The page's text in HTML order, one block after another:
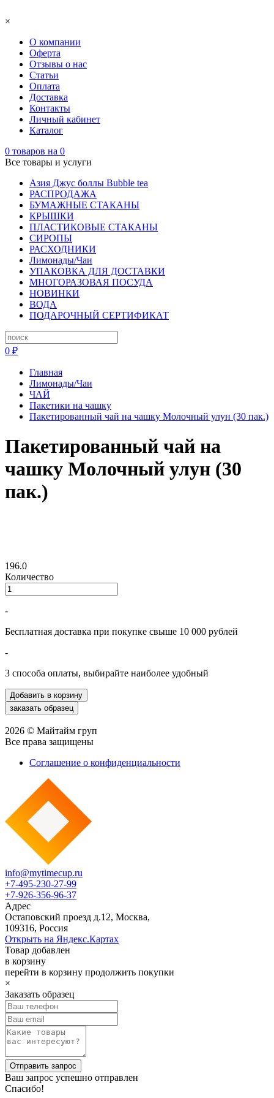
×
О компании
Оферта
Отзывы о нас
Статьи
Оплата
Доставка
Контакты
Личный кабинет
Каталог
0 товаров на 0
Все товары и услуги
Азия Джус боллы Bubble tea
РАСПРОДАЖА
БУМАЖНЫЕ СТАКАНЫ
КРЫШКИ
ПЛАСТИКОВЫЕ СТАКАНЫ
СИРОПЫ
РАСХОДНИКИ
Лимонады/Чаи
УПАКОВКА ДЛЯ ДОСТАВКИ
МНОГОРАЗОВАЯ ПОСУДА
НОВИНКИ
ВОДА
ПОДАРОЧНЫЙ СЕРТИФИКАТ
0 ₽
Главная
Лимонады/Чаи
ЧАЙ
Пакетики на чашку
Пакетированный чай на чашку Молочный улун (30 пак.)
Пакетированный чай на
чашку Молочный улун (30
пак.)
196.0
Количество
-
Бесплатная доставка при покупке свыше 10 000 рублей
-
3 способа оплаты, выбирайте наиболее удобный
2026 © Майтайм груп
Все права защищены
Соглашение о конфиденциальности
info@mytimecup.ru
+7-495-230-27-99
+7-926-356-96-37
Адрес
Остаповский проезд д.12, Москва,
109316, Россия
Открыть на Яндекс.Картах
Товар добавлен
в корзину
перейти в корзину продолжить покупки
×
Заказать образец
Ваш запрос успешно отправлен
Спасибо!